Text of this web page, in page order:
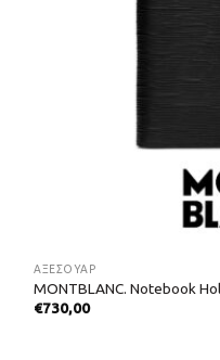
ΑΞΕΣΟΥΑΡ
MONTBLANC. Notebook
€730,00